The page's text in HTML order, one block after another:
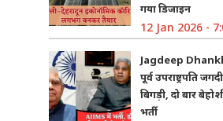
गया डिजाइन
12 Jan 2026 -
Jagdeep
पूर्व उपराष्ट्रपति
बिगड़ी, दो बार
भर्ती